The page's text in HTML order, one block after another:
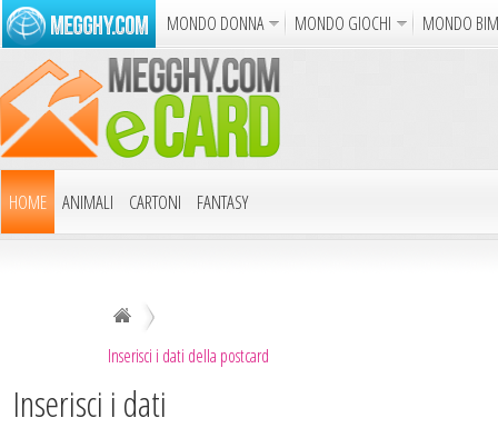
MONDO DONNA MONDO GIOCHI MONDO
Album Punto Croce Cucina
Azione Puzzle
Gif
HOME ANIMALI CARTONI FANTASY
Inserisci i dati della postcard
Inserisci i dati